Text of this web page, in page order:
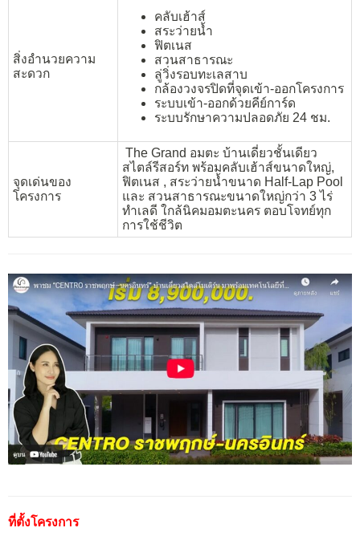
สิ่งอำนวยความ
สะดวก
คลับเฮ้าส์
สระว่ายน้ำ
ฟิตเนส
สวนสาธารณะ
ลู่วิ่งรอบทะเลสาบ
กล้องวงจรปิดที่จุดเข้า-ออกโครงการ
ระบบเข้า-ออกด้วยคีย์การ์ด
ระบบรักษาความปลอดภัย 24 ชม.
จุดเด่นของ
โครงการ
The Grand อมตะ บ้านเดี่ยวชั้นเดียว
สไตล์รีสอร์ท พร้อมคลับเฮ้าส์ขนาดใหญ่,
ฟิตเนส , สระว่ายน้ำขนาด Half-Lap Pool
และ สวนสาธารณะขนาดใหญ่กว่า 3 ไร่
ทำเลดี ใกล้นิคมอมตะนคร ตอบโจทย์ทุก
การใช้ชีวิต
ที่ตั้งโครงการ